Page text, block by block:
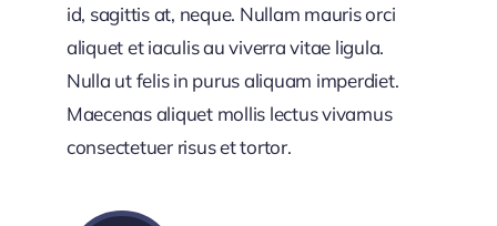
id, sagittis at, neque. Nullam mauris orci
aliquet et iaculis au viverra vitae ligula.
Nulla ut felis in purus aliquam imperdiet.
Maecenas aliquet mollis lectus vivamus
consectetuer risus et tortor.